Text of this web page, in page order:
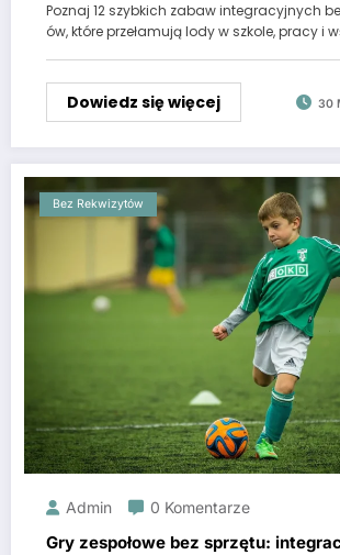
Poznaj 12 szybkich zabaw integracyjnych
ów, które przełamują lody w szkole, pracy i
Dowiedz się więcej 30
Bez Rekwizytów
Admin 0 Komentarze
Gry zespołowe bez sprzętu: